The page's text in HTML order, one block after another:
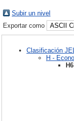
Subir un nivel
Exportar como
Clasificación JEL
H -